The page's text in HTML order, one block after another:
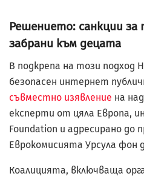
Решението: санкции
забрани към децата
В подкрепа на този подход
безопасен интернет
съвместно изявление на
експерти от цяла Европа,
Foundation и адресирано до
Еврокомисията Урсула фон
Коалицията, включваща